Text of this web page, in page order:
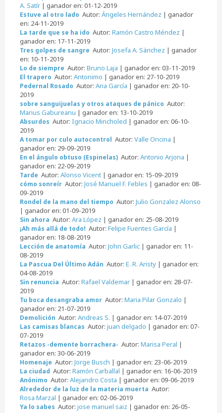
A. Satír | ganador en: 01-12-2019
Estuve al otro lado Autor: Ángeles Hernández | ganador
en: 24-11-2019
La tarde que se ha ido Autor: Ramón Castro Méndez |
ganador en: 17-11-2019
Tres golpes de sangre Autor: Josefa A. Sánchez | ganador
en: 10-11-2019
Lo de siempre Autor: Bruno Laja | ganador en: 03-11-2019
El trapero Autor: Antonimo | ganador en: 27-10-2019
Pedernal Rosado Autor: Ana García | ganador en: 20-10-
2019
sobre sanguijuelas y otros ataques de pánico Autor:
Marius Gabureanu | ganador en: 13-10-2019
Absurdos Autor: Ignacio Mincholed | ganador en: 06-10-
2019
A tomar por culo autocontrol Autor: Valle Oncina |
ganador en: 29-09-2019
En el ángulo obtuso (Espinelas) Autor: Antonio Arjona |
ganador en: 22-09-2019
Tarde Autor: Alonso Vicent | ganador en: 15-09-2019
cómo sonreír Autor: José Manuel F. Febles | ganador en: 08-
09-2019
Rondel de la mano del tiempo Autor: Julio Gonzalez Alonso
| ganador en: 01-09-2019
Sin ahora Autor: Ara López | ganador en: 25-08-2019
¡Ah más allá de todo! Autor: Felipe Fuentes García |
ganador en: 18-08-2019
Lección de anatomía Autor: John Garlic | ganador en: 11-
08-2019
La Pascua Del Último Adán Autor: E. R. Aristy | ganador en:
04-08-2019
Sin renuncia Autor: Rafael Valdemar | ganador en: 28-07-
2019
Tu boca desangraba amor Autor: Maria Pilar Gonzalo |
ganador en: 21-07-2019
Demolición Autor: Andreas S. | ganador en: 14-07-2019
Las camisas blancas Autor: juan delgado | ganador en: 07-
07-2019
Retazos -demente borrachera- Autor: Marisa Peral |
ganador en: 30-06-2019
Homenaje Autor: Jorge Busch | ganador en: 23-06-2019
La ciudad Autor: Ramón Carballal | ganador en: 16-06-2019
Anónimo Autor: Alejandro Costa | ganador en: 09-06-2019
Alrededor de la luz de la materia muerta Autor:
Rosa Marzal | ganador en: 02-06-2019
Ya lo sabes Autor: jose manuel saiz | ganador en: 26-05-